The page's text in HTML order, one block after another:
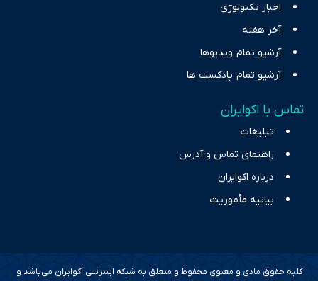
اخبار تکنولوژی
آخر هفته
آرشیو تمام ویدیوها
آرشیو تمام پادکست ها
تماس با اکوایران
تبلیغات
راهنمای تماس و آدرس
درباره اکوایران
بیانیه مأموریت
کلیه حقوق مادی و معنوی محفوظ و متعلق به شبکه اینترنتی اکوایران می‌باشد و